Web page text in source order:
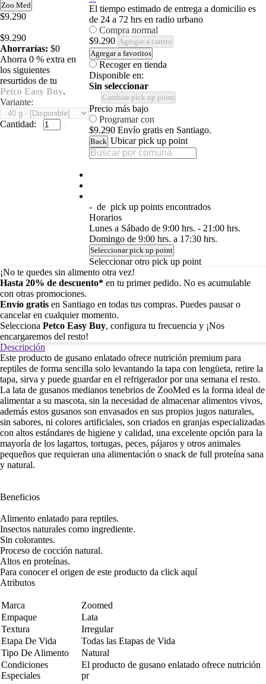
Zoo Med
$9.290
$9.290
Ahorrarías: $0
Ahorra 0 % extra en
los siguientes
resurtidos de tu
Petco Easy Buy.
Variante:
Cantidad:
El tiempo estimado de entrega a domicilio es
de 24 a 72 hrs en radio urbano
Compra normal
$9.290 Agregar a carrito
Agregar a favoritos
Recoger en tienda
Disponible en:
Sin seleccionar
Cambiar pick up point
Precio más bajo
Programar con
$9.290 Envío gratis en Santiago.
Back Ubicar pick up point
- de pick up points encontrados
Horarios
Lunes a Sábado de 9:00 hrs. - 21:00 hrs.
Domingo de 9:00 hrs. a 17:30 hrs.
Seleccionar pick up point
Seleccionar otro pick up point
¡No te quedes sin alimento otra vez!
Hasta 20% de descuento* en tu primer pedido. No es acumulable
con otras promociones.
Envío gratis en Santiago en todas tus compras. Puedes pausar o
cancelar en cualquier momento.
Selecciona Petco Easy Buy, configura tu frecuencia y ¡Nos
encargaremos del resto!
Descripción
Este producto de gusano enlatado ofrece nutrición premium para
reptiles de forma sencilla solo levantando la tapa con lengüeta, retire la
tapa, sirva y puede guardar en el refrigerador por una semana el resto.
La lata de gusanos medianos tenebrios de ZooMed es la forma ideal de
alimentar a su mascota, sin la necesidad de almacenar alimentos vivos,
además estos gusanos son envasados en sus propios jugos naturales,
sin sabores, ni colores artificiales, son criados en granjas especializadas
con altos estándares de higiene y calidad, una excelente opción para la
mayoría de los lagartos, tortugas, peces, pájaros y otros animales
pequeños que requieran una alimentación o snack de full proteína sana
y natural.
Beneficios
Alimento enlatado para reptiles.
Insectos naturales como ingrediente.
Sin colorantes.
Proceso de cocción natural.
Altos en proteínas.
Para conocer el origen de este producto da click aquí
Atributos
Marca
Zoomed
Empaque
Lata
Textura
Irregular
Etapa De Vida
Todas las Etapas de Vida
Tipo De Alimento
Natural
Condiciones
Especiales
El producto de gusano enlatado ofrece nutrición
pr